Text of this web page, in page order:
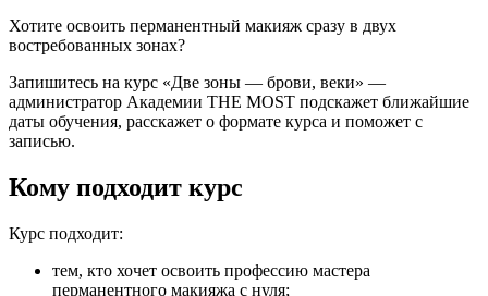
Хотите освоить перманентный макияж сразу в двух
востребованных зонах?
Запишитесь на курс «Две зоны — брови, веки» —
администратор Академии THE MOST подскажет ближайшие
даты обучения, расскажет о формате курса и поможет с
записью.
Кому подходит курс
Курс подходит:
тем, кто хочет освоить профессию мастера
перманентного макияжа с нуля;